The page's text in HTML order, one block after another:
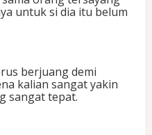
untuk si dia itu belum
berjuang demi
kalian sangat yakin
sangat tepat.